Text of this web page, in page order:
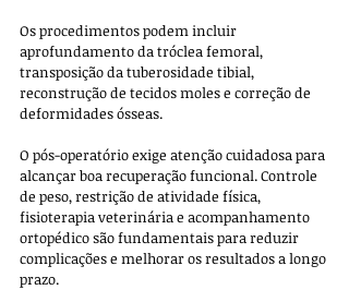
Os procedimentos podem incluir
aprofundamento da tróclea femoral,
transposição da tuberosidade tibial,
reconstrução de tecidos moles e correção de
deformidades ósseas.
O pós-operatório exige atenção cuidadosa para
alcançar boa recuperação funcional. Controle
de peso, restrição de atividade física,
fisioterapia veterinária e acompanhamento
ortopédico são fundamentais para reduzir
complicações e melhorar os resultados a longo
prazo.